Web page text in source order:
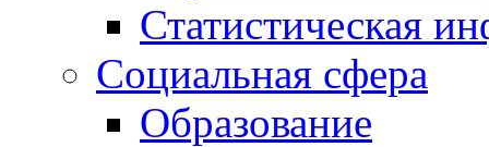
Статистическая
Социальная сфера
Образование